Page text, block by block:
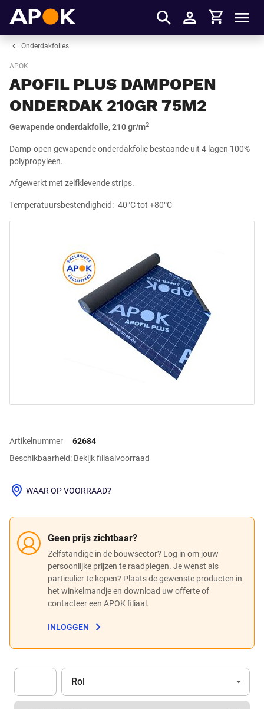
Inloggen
Winkelmandje
Onderdakfolies
APOK
APOFIL PLUS DAMPOPEN
ONDERDAK 210GR 75M2
Gewapende onderdakfolie, 210 gr/m2
Damp-open gewapende onderdakfolie bestaande uit 4 lagen 100%
polypropyleen.
Afgewerkt met zelfklevende strips.
Temperatuursbestendigheid: -40°C tot +80°C
Artikelnummer
62684
Beschikbaarheid: Bekijk filiaalvoorraad
Geen prijs zichtbaar?
Zelfstandige in de bouwsector? Log in om jouw
persoonlijke prijzen te raadplegen. Je wenst als
particulier te kopen? Plaats de gewenste producten in
het winkelmandje en download uw offerte of
contacteer een APOK filiaal.
INLOGGEN
WAAR OP VOORRAAD?
Apok.Product.Detail.AddToCart.Quantity (Optioneel)
Eenheid
Rol